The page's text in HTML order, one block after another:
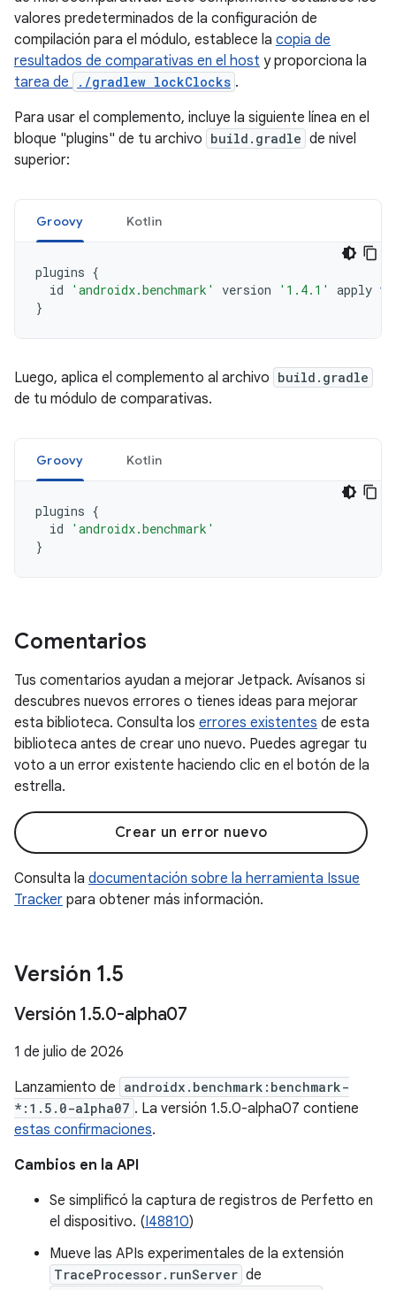
valores predeterminados de la configuración de
compilación para el módulo, establece la copia de
resultados de comparativas en el host y proporciona la
tarea de
./gradlew lockClocks .
Para usar el complemento, incluye la siguiente línea en el
bloque "plugins" de tu archivo build.gradle de nivel
superior:
Groovy Kotlin
plugins {
id
'androidx.benchmark' version '1.4.1' apply
}
Luego, aplica el complemento al archivo build.gradle
de tu módulo de comparativas.
Groovy Kotlin
plugins {
id
'androidx.benchmark'
}
Comentarios
Tus comentarios ayudan a mejorar Jetpack. Avísanos si
descubres nuevos errores o tienes ideas para mejorar
esta biblioteca. Consulta los errores existentes de esta
biblioteca antes de crear uno nuevo. Puedes agregar tu
voto a un error existente haciendo clic en el botón de la
estrella.
Crear un error nuevo
Consulta la documentación sobre la herramienta Issue
Tracker para obtener más información.
Versión 1.5
Versión 1.5.0-alpha07
1 de julio de 2026
Lanzamiento de androidx.benchmark:benchmark-
*:1.5.0-alpha07 . La versión 1.5.0-alpha07 contiene
estas confirmaciones.
Cambios en la API
Se simplificó la captura de registros de Perfetto en
el dispositivo. (I48810)
Mueve las APIs experimentales de la extensión
TraceProcessor.runServer de